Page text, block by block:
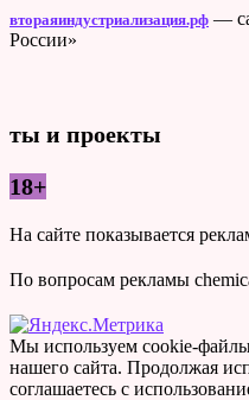
втораяиндустриализация.рф —
России»
ты и проекты
18+
На сайте показывается
По вопросам рекламы
Мы используем cookie-
нашего сайта. Продолжая
соглашаетесь с